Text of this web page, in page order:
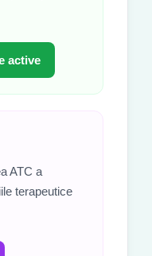
active
ATC a
terapeutice